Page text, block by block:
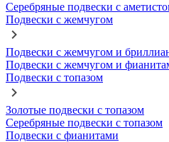
Серебряные подвески с
Подвески с жемчугом
Подвески с жемчугом и
Подвески с жемчугом и
Подвески с топазом
Золотые подвески с топазом
Серебряные подвески с топазом
Подвески с фианитами